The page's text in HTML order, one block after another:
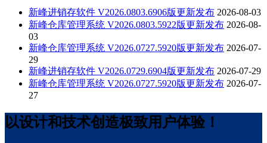
新峰进销存软件 V2026.0803.6906版更新发布 2026-08-03
新峰仓库管理系统 V2026.0803.5922版更新发布 2026-08-
03
新峰仓库管理系统 V2026.0727.5920版更新发布 2026-07-
29
新峰进销存软件 V2026.0729.6904版更新发布 2026-07-29
新峰仓库管理系统 V2026.0727.5920版更新发布 2026-07-
27
以设计和技术创造极致用户体验！